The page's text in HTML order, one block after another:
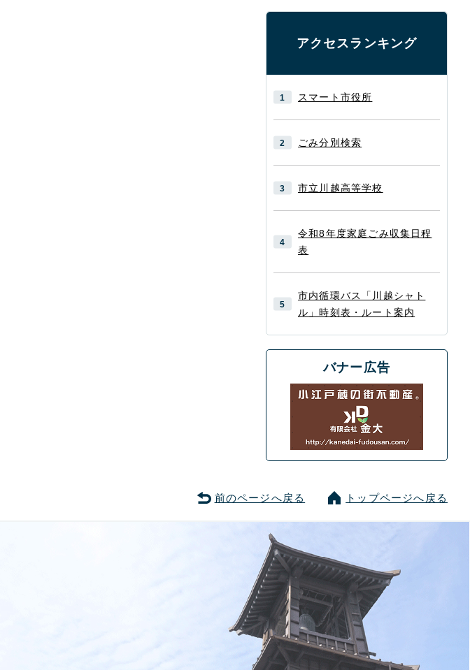
アクセスランキング
スマート市役所
ごみ分別検索
市立川越高等学校
令和8年度家庭ごみ収集日程
表
市内循環バス「川越シャト
ル」時刻表・ルート案内
バナー広告
前のページへ戻る トップページへ戻る